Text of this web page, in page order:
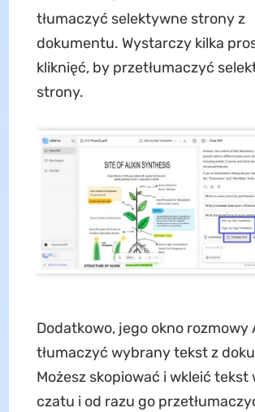
tłumaczyć selektywne strony z
dokumentu. Wystarczy kilka
kliknięć, by przetłumaczyć
strony.
Dodatkowo, jego okno rozmowy
tłumaczyć wybrany tekst z
Możesz skopiować i wkleić tekst
czatu i od razu go